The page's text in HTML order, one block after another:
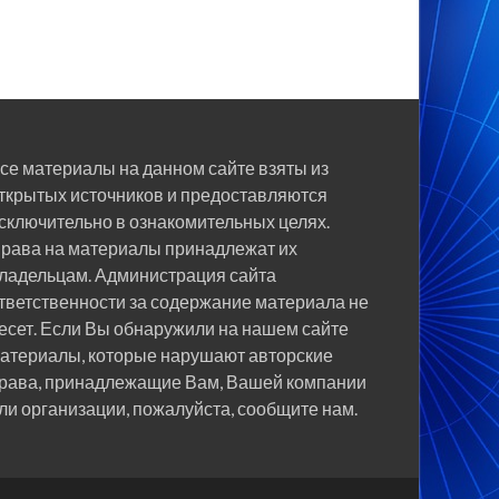
материалы на данном сайте взяты из
источников и предоставляются
в ознакомительных целях.
на материалы принадлежат их
Администрация сайта
за содержание материала не
Если Вы обнаружили на нашем сайте
которые нарушают авторские
принадлежащие Вам, Вашей компании
организации, пожалуйста, сообщите нам.